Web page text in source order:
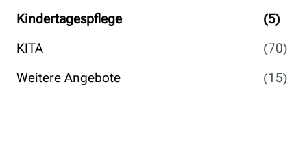
Kindertagespflege
(5)
KITA
(70)
Weitere Angebote
(15)